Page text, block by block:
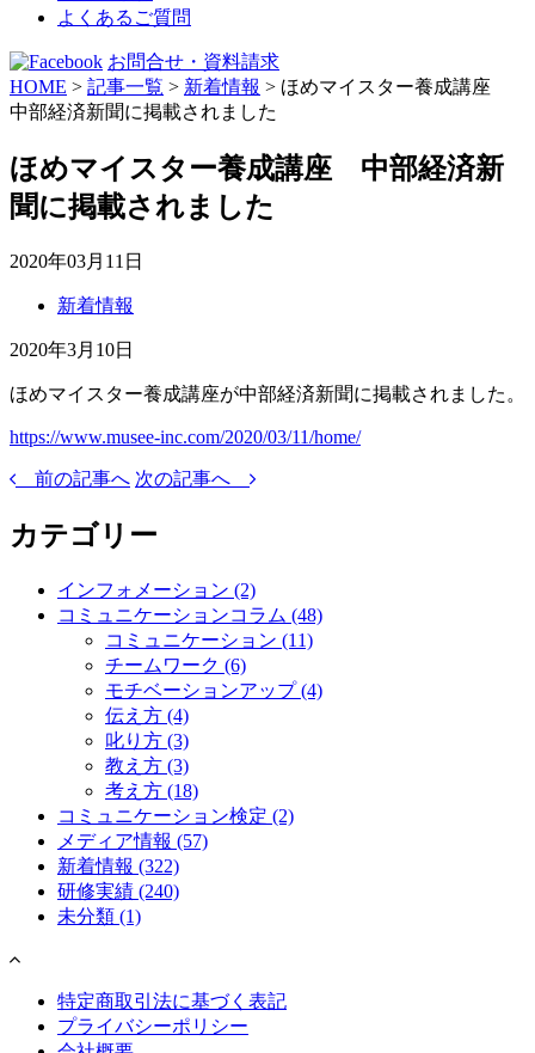
よくあるご質問
お問合せ・資料請求
HOME > 記事一覧 > 新着情報 > ほめマイスター養成講座
中部経済新聞に掲載されました
ほめマイスター養成講座 中部経済新
聞に掲載されました
2020年03月11日
新着情報
2020年3月10日
ほめマイスター養成講座が中部経済新聞に掲載されました。
https://www.musee-inc.com/2020/03/11/home/
前の記事へ 次の記事へ
カテゴリー
インフォメーション (2)
コミュニケーションコラム (48)
コミュニケーション (11)
チームワーク (6)
モチベーションアップ(4)
伝え方 (4)
叱り方 (3)
教え方 (3)
考え方 (18)
コミュニケーション検定 (2)
メディア情報 (57)
新着情報 (322)
研修実績 (240)
未分類 (1)
特定商取引法に基づく表記
プライバシーポリシー